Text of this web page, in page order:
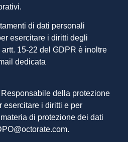
di dati personali
esercitare i diritti degli
15-22 del GDPR è inoltre
dedicata
della protezione
esercitare i diritti e per
di protezione dei dati